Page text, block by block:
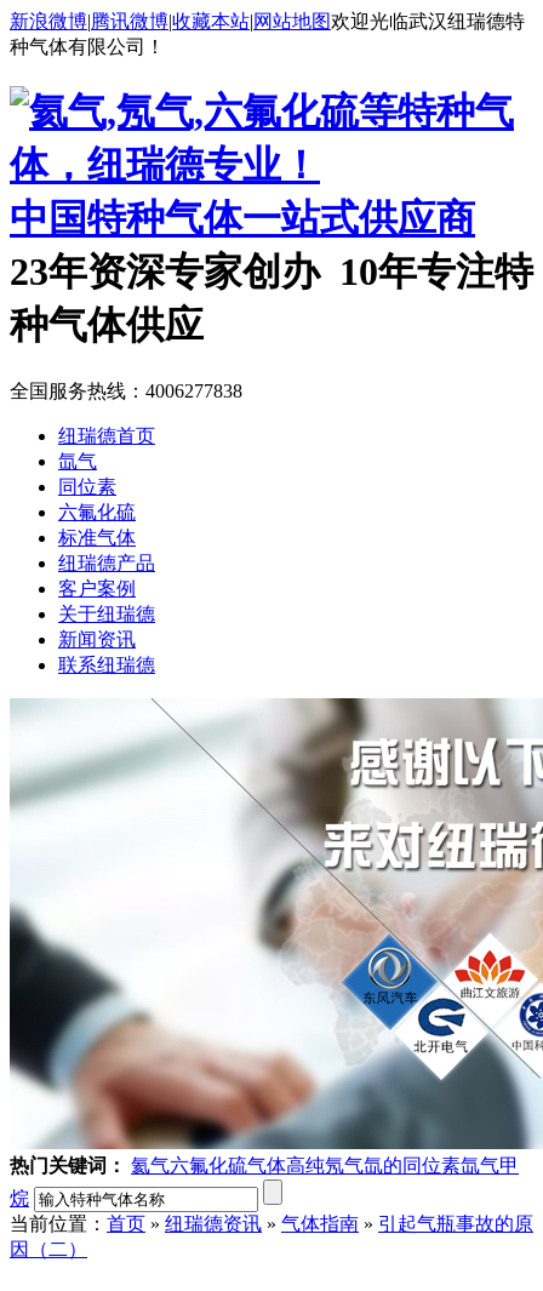
新浪微博|腾讯微博|收藏本站|网站地图欢迎光临武汉纽瑞德特
种气体有限公司！
中国特种气体一站式供应商
23年资深专家创办 10年专注特
种气体供应
全国服务热线： 4006277838
纽瑞德首页
氙气
同位素
六氟化硫
标准气体
纽瑞德产品
客户案例
关于纽瑞德
新闻资讯
联系纽瑞德
热门关键词： 氦气六氟化硫气体高纯氖气氙的同位素氙气甲
烷
当前位置： 首页 » 纽瑞德资讯 » 气体指南 » 引起气瓶事故的原
因（二）